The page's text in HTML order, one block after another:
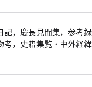
記，慶長見聞集，参考
考，史籍集覧・中外経